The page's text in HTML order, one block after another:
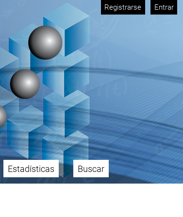
Registrarse Entrar
Estadísticas Buscar